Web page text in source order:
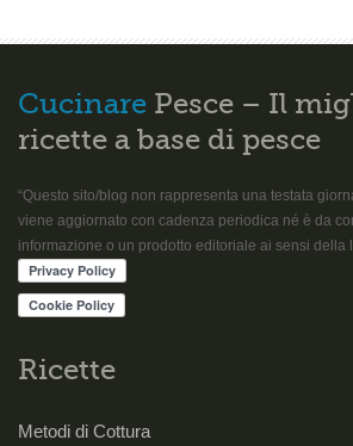
Cucinare Pesce – Il
ricette a base di pesce
“Questo sito/blog non rappresenta una testata
viene aggiornato con cadenza periodica né è da
informazione o un prodotto editoriale ai sensi della
Ricette
Metodi di Cottura